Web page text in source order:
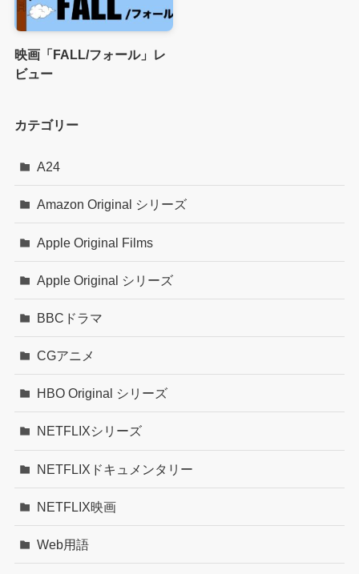
映画「FALL/フォール」レ
ビュー
カテゴリー
A24
Amazon Original シリーズ
Apple Original Films
Apple Original シリーズ
BBCドラマ
CGアニメ
HBO Original シリーズ
NETFLIXシリーズ
NETFLIXドキュメンタリー
NETFLIX映画
Web用語